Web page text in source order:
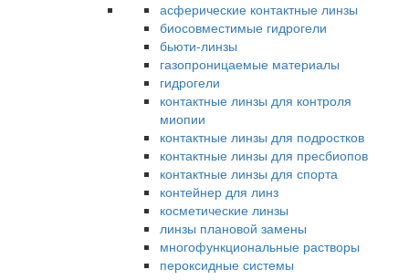
асферические контактные линзы
биосовместимые гидрогели
бьюти-линзы
газопроницаемые материалы
гидрогели
контактные линзы для контроля
миопии
контактные линзы для подростков
контактные линзы для пресбиопов
контактные линзы для спорта
контейнер для линз
косметические линзы
линзы плановой замены
многофункциональные растворы
пероксидные системы